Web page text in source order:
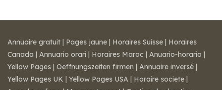
Annuaire gratuit | Pages jaune | Horaires Suisse | Horaires
Canada | Annuario orari | Horaires Maroc | Anuario-horario |
Yellow Pages | Oeffnungszeiten firmen | Annuaire inversé |
Yellow Pages UK | Yellow Pages USA | Horaire societe |